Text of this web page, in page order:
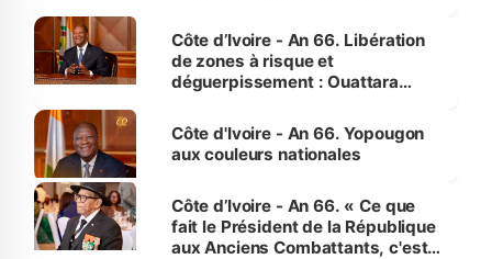
milieu des sinistrés
Côte d’Ivoire - An 66. Libération
de zones à risque et
déguerpissement : Ouattara
l'Etat de droit pour préserver les
vies humaines »
Côte d'Ivoire - An 66. Yopougon
aux couleurs nationales
Côte d’Ivoire - An 66. « Ce que
fait le Président de la République
aux Anciens Combattants, c'est